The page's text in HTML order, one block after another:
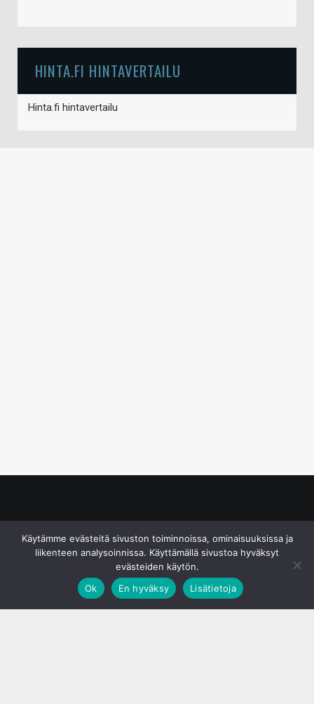
HINTA.FI HINTAVERTAILU
Hinta.fi hintavertailu
Käytämme evästeitä sivuston toiminnoissa, ominaisuuksissa ja
liikenteen analysoinnissa. Käyttämällä sivustoa hyväksyt
evästeiden käytön.
Ok
En hyväksy Lisätietoja